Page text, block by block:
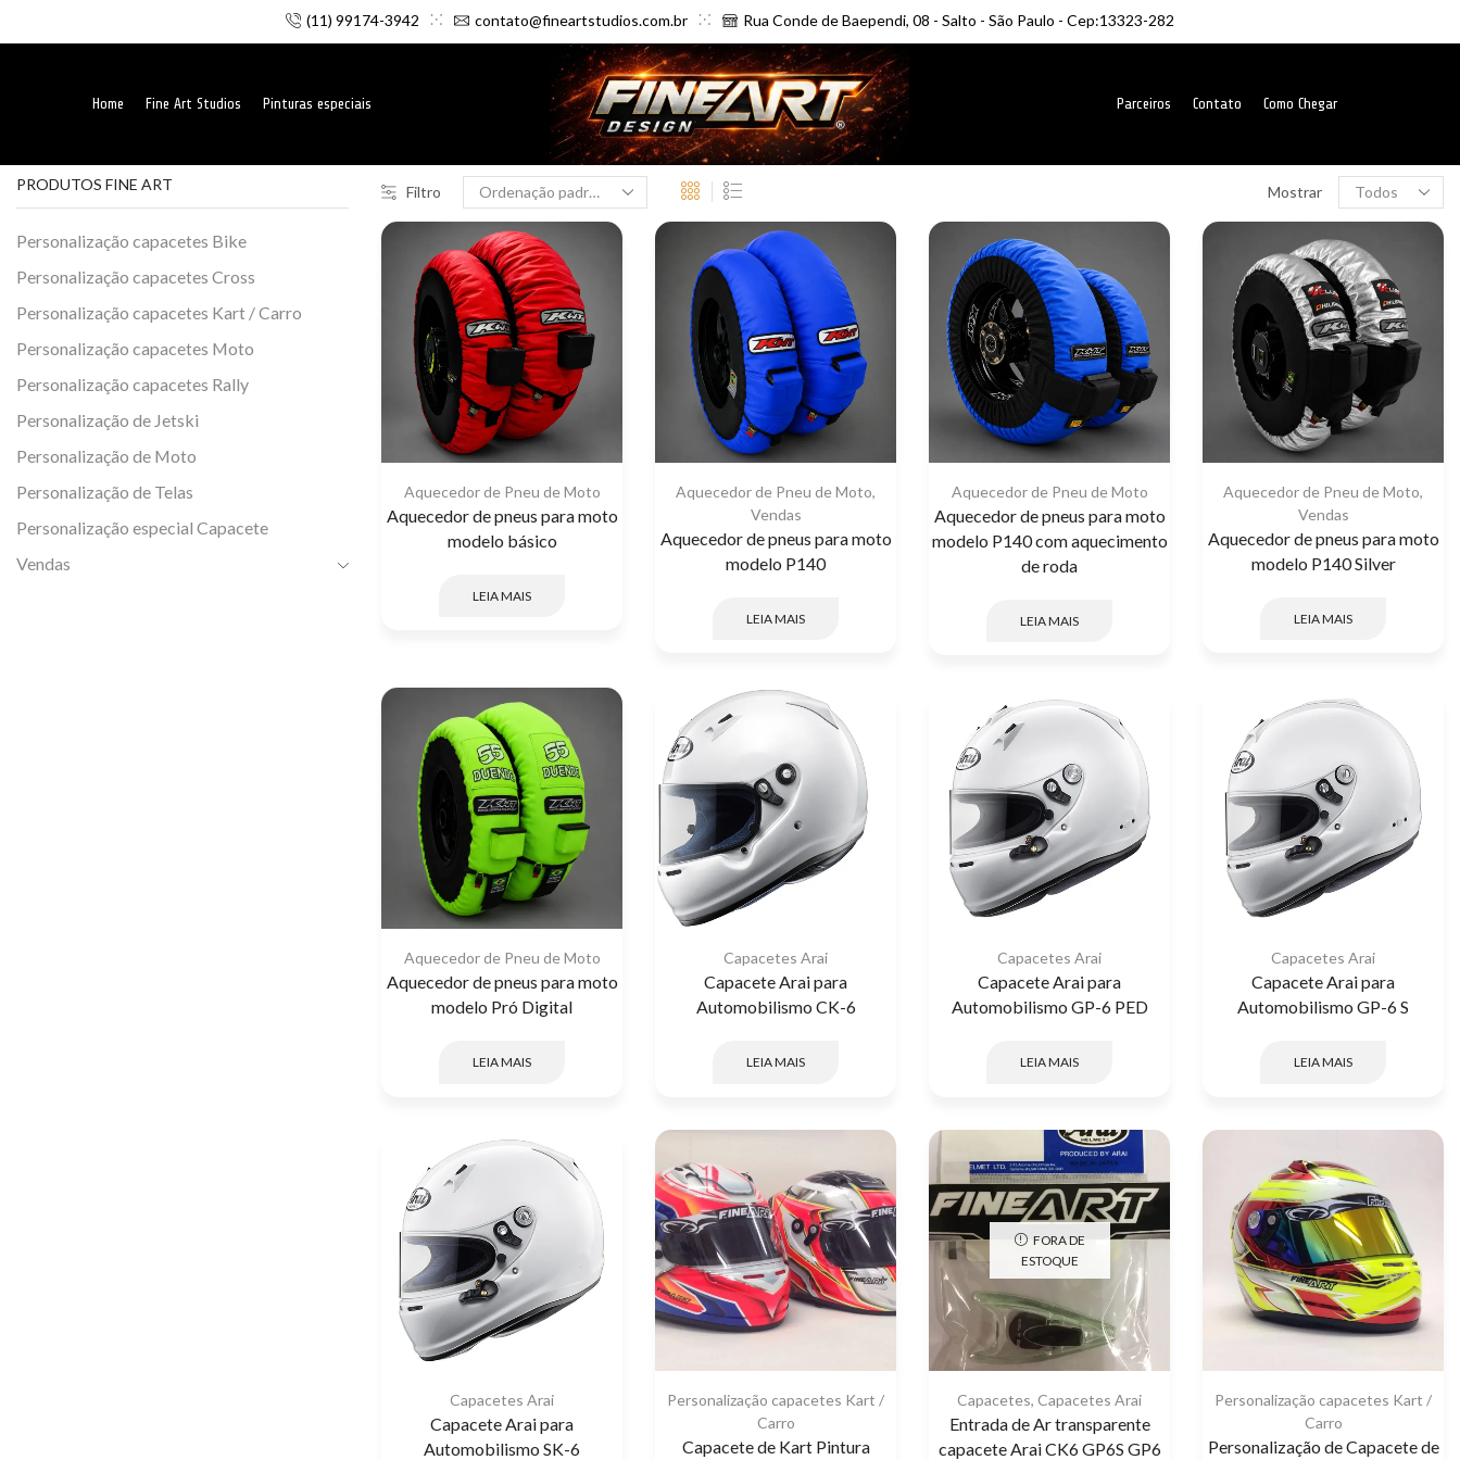
(11) 99174-3942 contato@fineartstudios.com.br Rua Conde de Baependi, 08 - Salto - São Paulo - Cep:13323-282
Home Fine Art Studios Pinturas especiais Parceiros Contato Como Chegar
Filtro Mostrar
Produtos
por
Aquecedor de Pneu de Moto
Aquecedor de pneus para moto
modelo básico
LEIA MAIS
Aquecedor de Pneu de Moto,
Vendas
Aquecedor de pneus para moto
modelo P140
LEIA MAIS
Aquecedor de Pneu de Moto
Aquecedor de pneus para moto
modelo P140 com aquecimento
de roda
LEIA MAIS
Aquecedor de Pneu de Moto,
Vendas
Aquecedor de pneus para moto
modelo P140 Silver
LEIA MAIS
Aquecedor de Pneu de Moto
Aquecedor de pneus para moto
modelo Pró Digital
LEIA MAIS
Capacetes Arai
Capacete Arai para
Automobilismo CK-6
LEIA MAIS
Capacetes Arai
Capacete Arai para
Automobilismo GP-6 PED
LEIA MAIS
Capacetes Arai
Capacete Arai para
Automobilismo GP-6 S
LEIA MAIS
Capacetes Arai
Capacete Arai para
Automobilismo SK-6
Personalização capacetes Kart /
Carro
Capacete de Kart Pintura
FORA DE
ESTOQUE
Capacetes, Capacetes Arai
Entrada de Ar transparente
capacete Arai CK6 GP6S GP6
Personalização capacetes Kart /
Carro
Personalização de Capacete de
PRODUTOS FINE ART
Personalização capacetes Bike
Personalização capacetes Cross
Personalização capacetes Kart / Carro
Personalização capacetes Moto
Personalização capacetes Rally
Personalização de Jetski
Personalização de Moto
Personalização de Telas
Personalização especial Capacete
Vendas